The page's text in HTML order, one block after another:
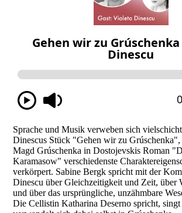
Sprache und Musik verweben sich
Dinescus Stück "Gehen wir zu
Magd Grúschenka in Dostojevskis Roman
Karamasow" verschiedenste
verkörpert. Sabine Bergk spricht mit der
Dinescu über Gleichzeitigkeit und Zeit, über
und über das ursprüngliche, unzähmbare
Die Cellistin Katharina Deserno spricht,